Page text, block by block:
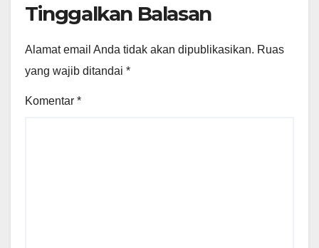
Tinggalkan Balasan
Alamat email Anda tidak akan dipublikasikan. Ruas
yang wajib ditandai *
Komentar *